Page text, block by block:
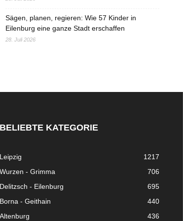
Sägen, planen, regieren: Wie 57 Kinder in
Eilenburg eine ganze Stadt erschaffen
28. Juli 2026
BELIEBTE KATEGORIE
Leipzig
1217
Wurzen - Grimma
706
Delitzsch - Eilenburg
695
Borna - Geithain
440
Altenburg
436